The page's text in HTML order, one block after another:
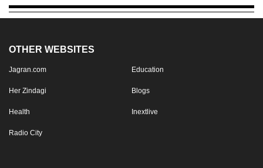
OTHER WEBSITES
Jagran.com Education
Her Zindagi Blogs
Health Inextlive
Radio City